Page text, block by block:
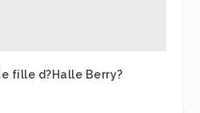
fille d?Halle Berry?